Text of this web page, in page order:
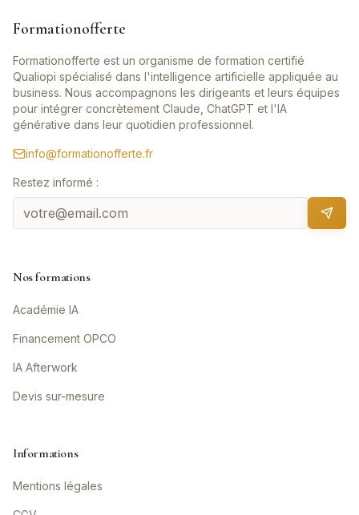
Formationofferte
Formationofferte est un organisme de formation certifié
Qualiopi spécialisé dans l'intelligence artificielle appliquée au
business. Nous accompagnons les dirigeants et leurs équipes
pour intégrer concrètement Claude, ChatGPT et l'IA
générative dans leur quotidien professionnel.
info@formationofferte.fr
Restez informé :
Nos formations
Académie IA
Financement OPCO
IA Afterwork
Devis sur-mesure
Informations
Mentions légales